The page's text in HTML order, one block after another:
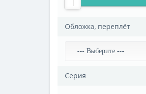
Обложка, переплёт
Серия